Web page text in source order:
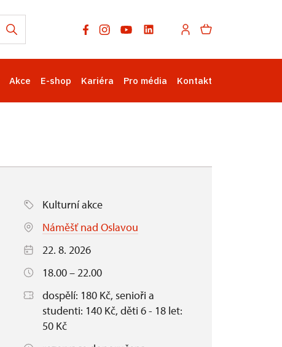
Akce E-shop Kariéra Pro média Kontakt
Kulturní akce
Náměšť nad Oslavou
22. 8. 2026
18.00 – 22.00
dospělí: 180 Kč, senioři a
studenti: 140 Kč, děti 6 - 18 let:
50 Kč